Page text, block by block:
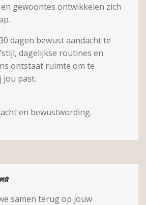
gewoontes ontwikkelen zich
dagen bewust aandacht te
dagelijkse routines en
ontstaat ruimte om te
jou past.
en bewustwording.
samen terug op jouw